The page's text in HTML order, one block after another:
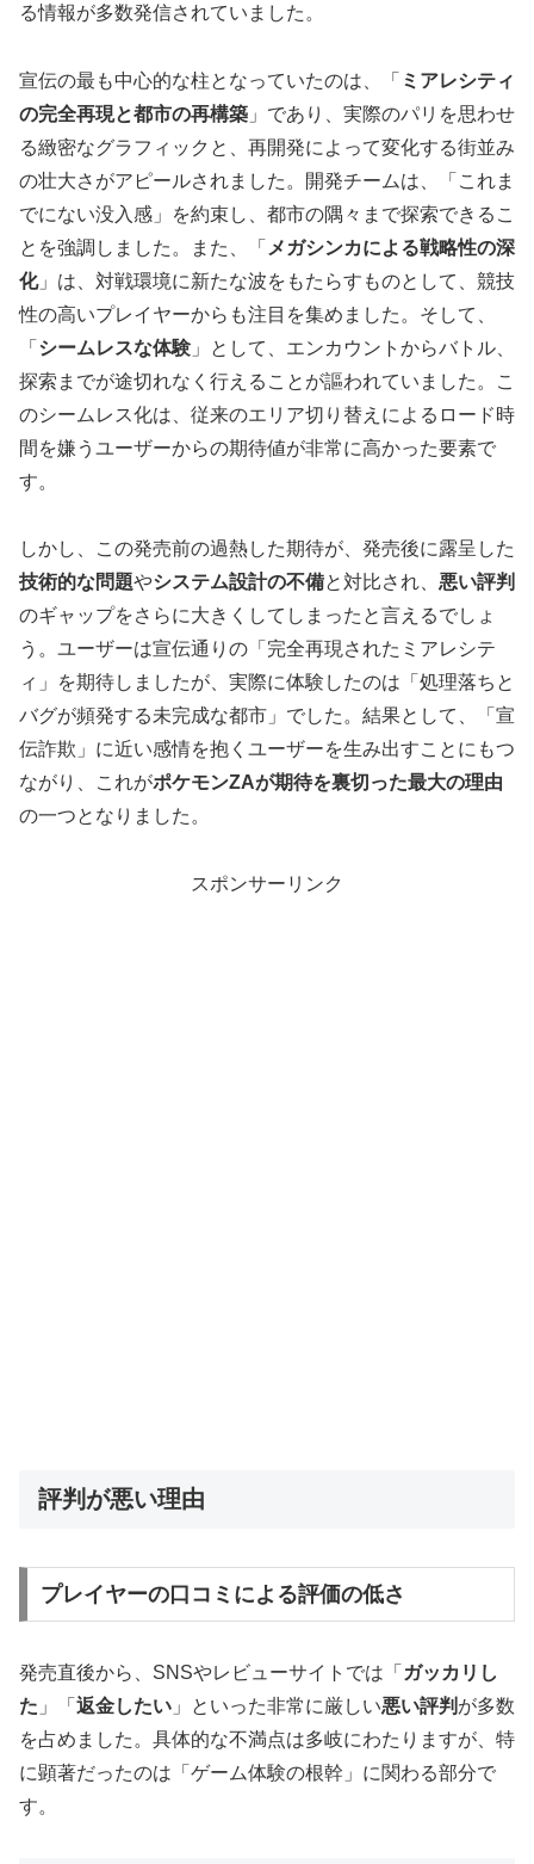
る情報が多数発信されていました。
宣伝の最も中心的な柱となっていたのは、「 ミアレシティ
の完全再現と都市の再構築 」であり、実際のパリを思わせ
る緻密なグラフィックと、再開発によって変化する街並み
の壮大さがアピールされました。開発チームは、「これま
でにない没入感」を約束し、都市の隅々まで探索できるこ
とを強調しました。また、「 メガシンカによる戦略性の深
化」は、対戦環境に新たな波をもたらすものとして、競技
性の高いプレイヤーからも注目を集めました。そして、
「 シームレスな体験 」として、エンカウントからバトル、
探索までが途切れなく行えることが謳われていました。こ
のシームレス化は、従来のエリア切り替えによるロード時
間を嫌うユーザーからの期待値が非常に高かった要素で
す。
しかし、この発売前の過熱した期待が、発売後に露呈した
技術的な問題やシステム設計の不備と対比され、 悪い評判
のギャップをさらに大きくしてしまったと言えるでしょ
う。ユーザーは宣伝通りの「完全再現されたミアレシテ
ィ」を期待しましたが、実際に体験したのは「処理落ちと
バグが頻発する未完成な都市」でした。結果として、「宣
伝詐欺」に近い感情を抱くユーザーを生み出すことにもつ
ながり、これがポケモンZAが期待を裏切った最大の理由
の一つとなりました。
スポンサーリンク
評判が悪い理由
プレイヤーの口コミによる評価の低さ
発売直後から、SNSやレビューサイトでは「 ガッカリし
た 」「 返金したい 」といった非常に厳しい悪い評判 が多数
を占めました。具体的な不満点は多岐にわたりますが、特
に顕著だったのは「ゲーム体験の根幹」に関わる部分で
す。